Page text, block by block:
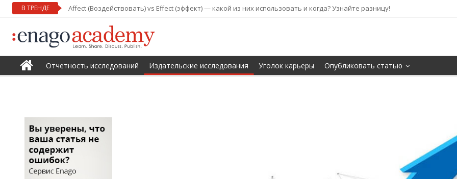
В ТРЕНДЕ Affect (Воздействовать) vs Effect (эффект) — какой из них использовать и когда? Узнайте разницу!
Отчетность исследований Издательские исследования Уголок карьеры Опубликовать статью